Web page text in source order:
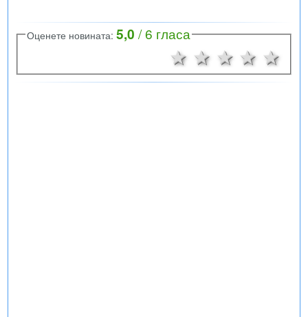
Оценете новината: 5,0 /6 гласа
4
3
2 звезди
1 звезда